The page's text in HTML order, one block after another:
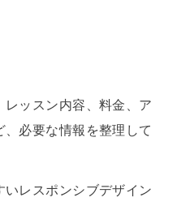
レッスン内容、料金、ア
必要な情報を整理して
いレスポンシブデザイン